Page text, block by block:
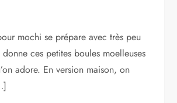
mochi se prépare avec très peu
donne ces petites boules moelleuses
adore. En version maison, on